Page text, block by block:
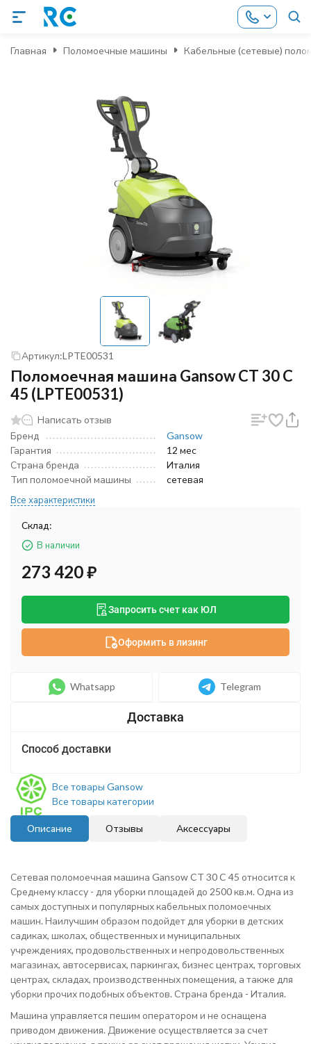
Главная Поломоечные машины Кабельные (сетевые)
Артикул:LPTE00531
Поломоечная машина Gansow CT 30 C
45 (LPTE00531)
Написать отзыв
Бренд
Gansow
Гарантия
12 мес
Страна бренда
Италия
Тип поломоечной машины
сетевая
Все характеристики
Склад:
В наличии
273 420₽
Запросить счет как ЮЛ
Оформить в лизинг
Whatsapp Telegram
Способ доставки
Все товары Gansow
Все товары категории
Описание Отзывы Аксессуары
Сетевая поломоечная машина Gansow CT 30 C 45 относится к
Среднему классу - для уборки площадей до 2500 кв.м. Одна из
самых доступных и популярных кабельных поломоечных
машин. Наилучшим образом подойдет для уборки в детских
садиках, школах, общественных и муниципальных
учреждениях, продовольственных и непродовольственных
магазинах, автосервисах, паркингах, бизнес центрах, торговых
центрах, складах, производственных помещения, а также для
уборки прочих подобных объектов. Страна бренда - Италия.
Машина управляется пешим оператором и не оснащена
приводом движения. Движение осуществляется за счет